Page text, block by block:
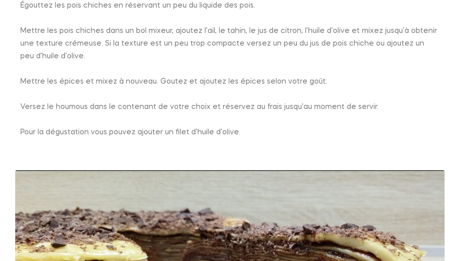
Égouttez les pois chiches en réservant un peu du liquide des pois.
Mettre les pois chiches dans un bol mixeur, ajoutez l’ail, le tahin, le jus de citron, l’huile d’olive et mixez jusqu’à obtenir
une texture crémeuse. Si la texture est un peu trop compacte versez un peu du jus de pois chiche ou ajoutez un
peu d’huile d’olive.
Mettre les épices et mixez à nouveau. Goutez et ajoutez les épices selon votre goût.
Versez le houmous dans le contenant de votre choix et réservez au frais jusqu’au moment de servir.
Pour la dégustation vous pouvez ajouter un filet d’huile d’olive.